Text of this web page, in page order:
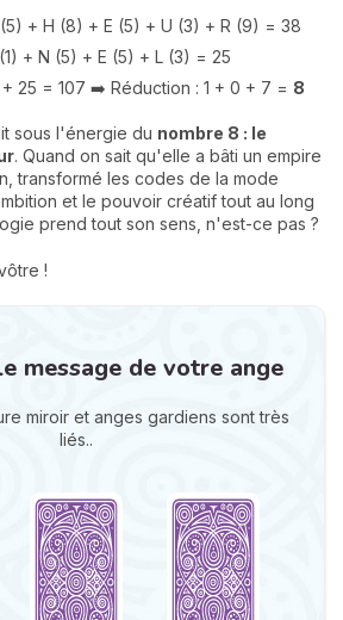
+ H (8) + E (5) + U (3) + R (9) = 38
+ N (5) + E (5) + L (3) = 25
25 = 107 ➡️ Réduction : 1 + 0 + 7 = 8
sous l'énergie du nombre 8 : le
. Quand on sait qu'elle a bâti un empire
transformé les codes de la mode
et le pouvoir créatif tout au long
prend tout son sens, n'est-ce pas ?
!
message de votre ange
miroir et anges gardiens sont très
liés..